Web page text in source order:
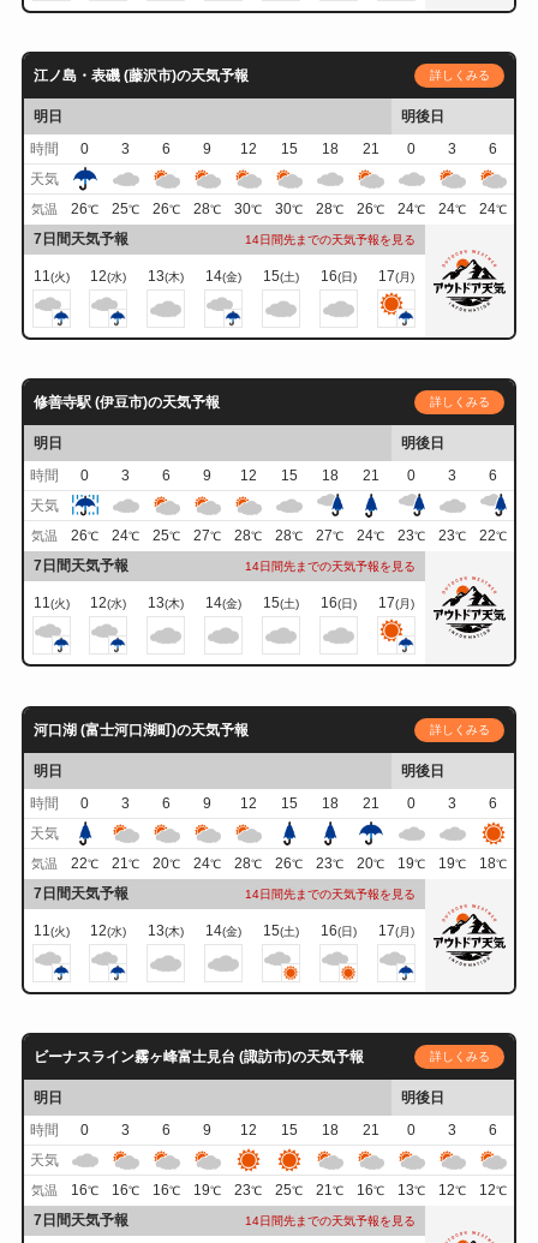
江ノ島・表磯 (藤沢市)の天気予報 詳しくみる
明日
明後日
時間
0 3 6 9 12 15 18 21 0 3
6
天気
気温 26℃ 25℃ 26℃ 28℃ 30℃ 30℃ 28℃ 26℃ 24℃ 24℃ 24℃
7日間天気予報 14日間先までの天気予報を見る
11(火) 12(水) 13(木) 14(金) 15(土) 16(日) 17(月)
修善寺駅 (伊豆市)の天気予報 詳しくみる
明日
明後日
時間
0 3 6 9 12 15 18 21 0 3
6
天気
気温 26℃ 24℃ 25℃ 27℃ 28℃ 28℃ 27℃ 24℃ 23℃ 23℃ 22℃
7日間天気予報 14日間先までの天気予報を見る
11(火) 12(水) 13(木) 14(金) 15(土) 16(日) 17(月)
河口湖 (富士河口湖町)の天気予報 詳しくみる
明日
明後日
時間
0 3 6 9 12 15 18 21 0 3
6
天気
気温 22℃ 21℃ 20℃ 24℃ 28℃ 26℃ 23℃ 20℃ 19℃ 19℃ 18℃
7日間天気予報 14日間先までの天気予報を見る
11(火) 12(水) 13(木) 14(金) 15(土) 16(日) 17(月)
ビーナスライン霧ヶ峰富士見台 (諏訪市)の天気予報 詳しくみる
明日
明後日
時間
0 3 6 9 12 15 18 21 0 3
6
天気
気温 16℃ 16℃ 16℃ 19℃ 23℃ 25℃ 21℃ 16℃ 13℃ 12℃ 12℃
7日間天気予報 14日間先までの天気予報を見る